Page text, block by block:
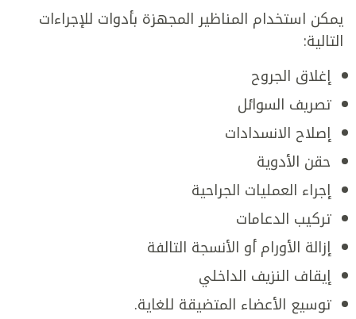
يمكن استخدام المناظير المجهزة بأدوات للإجراءات
التالية:
إغلاق الجروح
تصريف السوائل
إصلاح الانسدادات
حقن الأدوية
إجراء العمليات الجراحية
تركيب الدعامات
إزالة الأورام أو الأنسجة التالفة
إيقاف النزيف الداخلي
توسيع الأعضاء المتضيقة للغاية.